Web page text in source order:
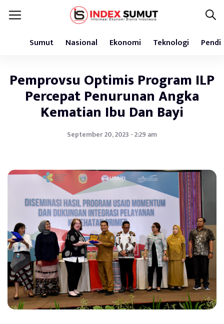
Sumut Nasional Ekonomi Teknologi
Pemprovsu Optimis Program ILP
Percepat Penurunan Angka
Kematian Ibu Dan Bayi
September 20, 2023 - 2:29 am